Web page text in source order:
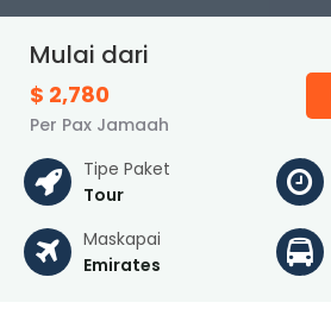
Tipe Paket
Tour
Maskapai
Emirates
Mulai dari
$ 2,780
Per Pax Jamaah